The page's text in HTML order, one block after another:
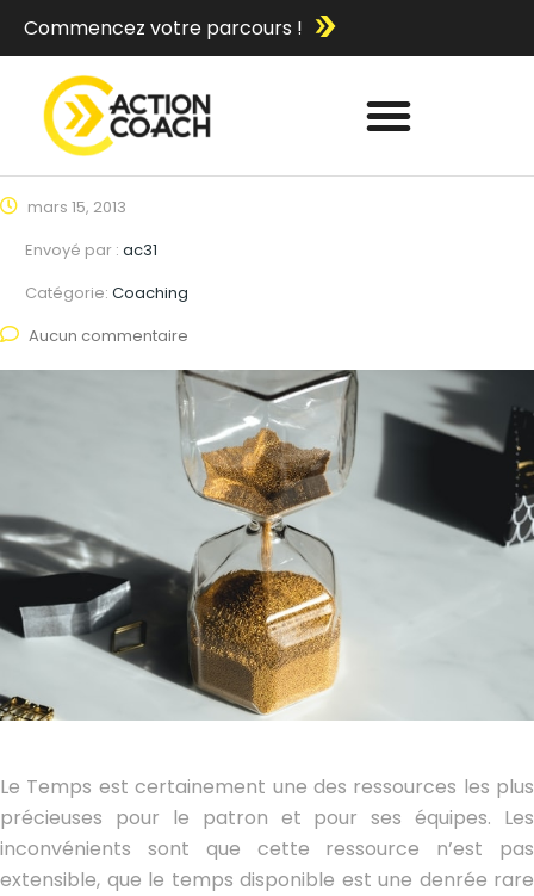
Commencez votre parcours !
mars 15, 2013
Envoyé par : ac31
Catégorie: Coaching
Aucun commentaire
Le Temps est certainement une des ressources les plus
précieuses pour le patron et pour ses équipes. Les
inconvénients sont que cette ressource n’est pas
extensible, que le temps disponible est une denrée rare